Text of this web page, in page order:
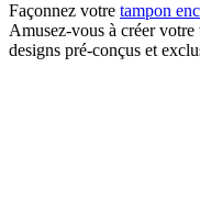
Façonnez votre tampon
Amusez-vous à créer
designs pré-conçus et